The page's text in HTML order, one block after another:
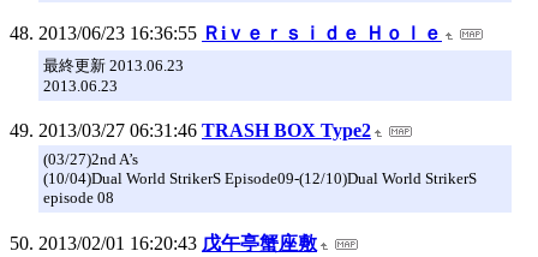
2013/06/23 16:36:55 Ｒiｖｅｒｓｉｄｅ Ｈｏｌｅ
最終更新 2013.06.23
2013.06.23
2013/03/27 06:31:46 TRASH BOX Type2
(03/27)2nd A’s
(10/04)Dual World StrikerS Episode09-(12/10)Dual World StrikerS
episode 08
2013/02/01 16:20:43 戊午亭蟹座敷